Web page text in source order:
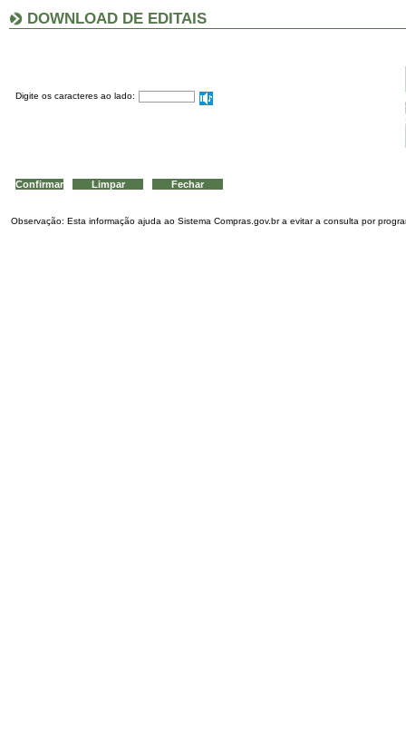
DOWNLOAD DE EDITAIS
Digite os caracteres ao lado:
Observação: Esta informação ajuda ao Sistema Compras.gov.br a evitar a consulta por